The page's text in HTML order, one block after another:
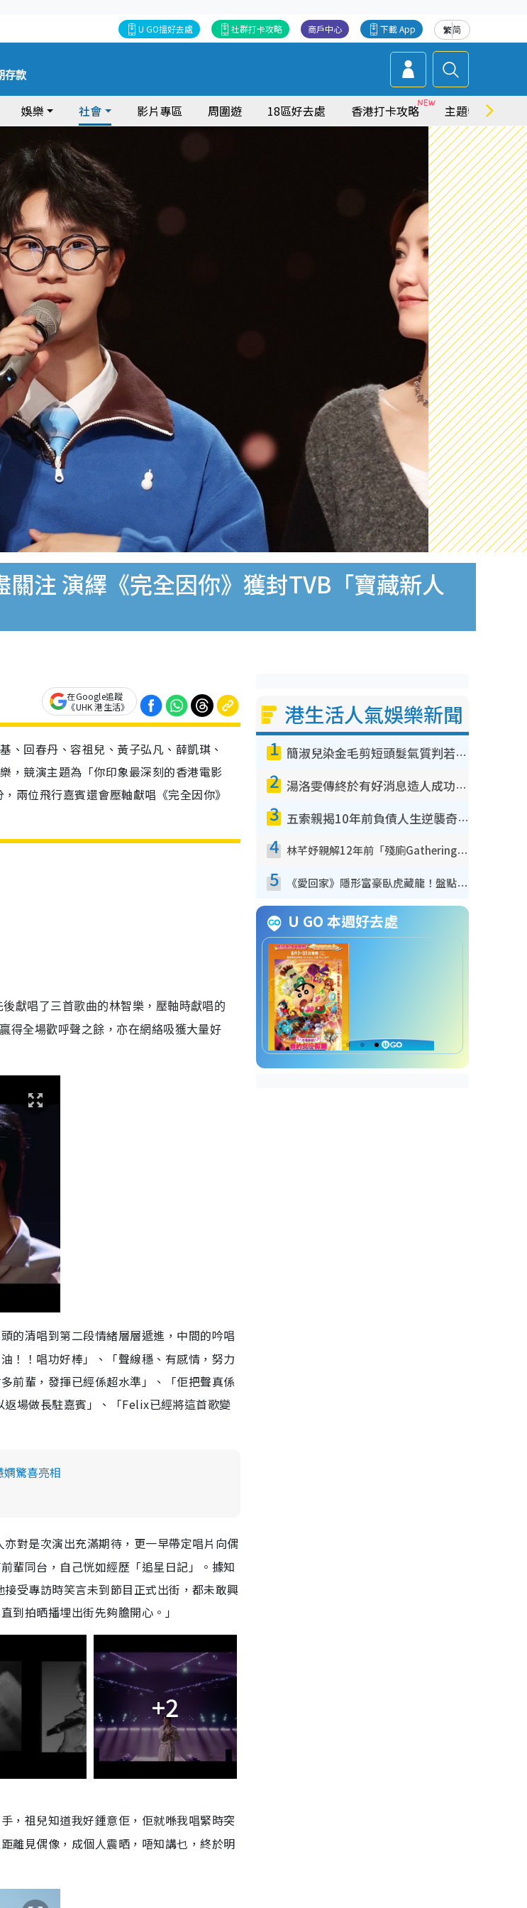
繁简
下載 App
商戶中心
社群打卡攻略
U GO搵好去處
存款
娛樂 社會 影片專區 周圍遊 18區好去處 香港打卡攻略 主題特集
注 演繹《完全因你》獲封TVB「寶藏新人
在Google追蹤
《UHK 港生活》
、回春丹、容祖兒、黃子弘凡、薛凱琪、
，競演主題為「你印象最深刻的香港電影
兩位飛行嘉賓還會壓軸獻唱《完全因你》
獻唱了三首歌曲的林智樂，壓軸時獻唱的
得全場歡呼聲之餘，亦在網絡吸獲大量好
頭的清唱到第二段情緒層層遞進，中間的吟唱
！！唱功好棒」、「聲線穩、有感情，努力
前輩，發揮已經係超水準」、「佢把聲真係
場做長駐嘉賓」、「Felix已經將這首歌變
驚喜亮相
對是次演出充滿期待，更一早帶定唱片向偶
輩同台，自己恍如經歷「追星日記」。據知
受專訪時笑言未到節目正式出街，都未敢興
到拍晒播埋出街先夠膽開心。」
+2
，祖兒知道我好鍾意佢，佢就喺我唱緊時突
離見偶像，成個人震晒，唔知講乜，終於明
港生活人氣娛樂新聞
1 簡淑兒染金毛剪短頭髮氣質判若兩人！嚇壞老公麥大力都認唔出：「你做咩事？」
2 湯洛雯傳終於有好消息造人成功！兩大細節曝孕味極濃惹猜測：大肚婆先會咁！
3 五索親揭10年前負債人生逆襲奇蹟！全靠去一地方轉運後即遇上馬先生
4 林芊妤親解12年前「殘廁Gathering」真相！高層解約一句話重創尊嚴至今拒返TVB
5 《愛回家》隱形富豪臥虎藏龍！盤點12位財氣逼人的有錢藝人：呢位靚女3億身家唔憂做
U GO 本週好去處